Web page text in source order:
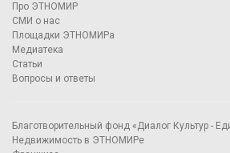
Про ЭТНОМИР
СМИ о нас
Площадки ЭТНОМИРа
Медиатека
Статьи
Вопросы и ответы
Благотворительный фонд «Диалог Культур -
Недвижимость в ЭТНОМИРе